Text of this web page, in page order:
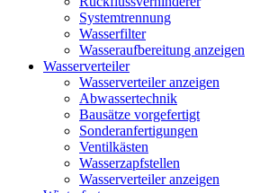
Systemtrennung
Wasserfilter
Wasseraufbereitung anzeigen
Wasserverteiler
Wasserverteiler anzeigen
Abwassertechnik
Bausätze vorgefertigt
Sonderanfertigungen
Ventilkästen
Wasserzapfstellen
Wasserverteiler anzeigen